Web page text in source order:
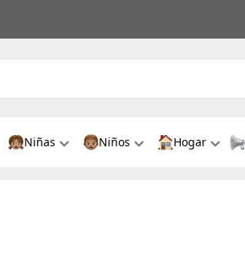
Niñas Niños Hogar